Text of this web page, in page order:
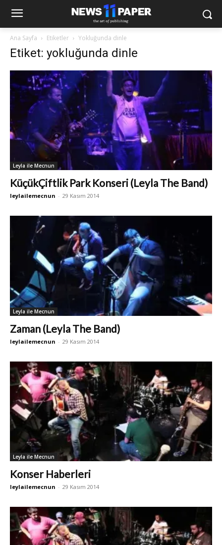
Ana Sayfa Etiketler Yokluğunda dinle
Etiket: yokluğunda dinle
Leyla ile Mecnun
KüçükÇiftlik Park Konseri (Leyla The Band)
leylailemecnun - 29 Kasım 2014
Leyla ile Mecnun
Zaman (Leyla The Band)
leylailemecnun - 29 Kasım 2014
Leyla ile Mecnun
Konser Haberleri
leylailemecnun - 29 Kasım 2014